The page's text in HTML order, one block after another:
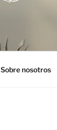
Sobre nosotros